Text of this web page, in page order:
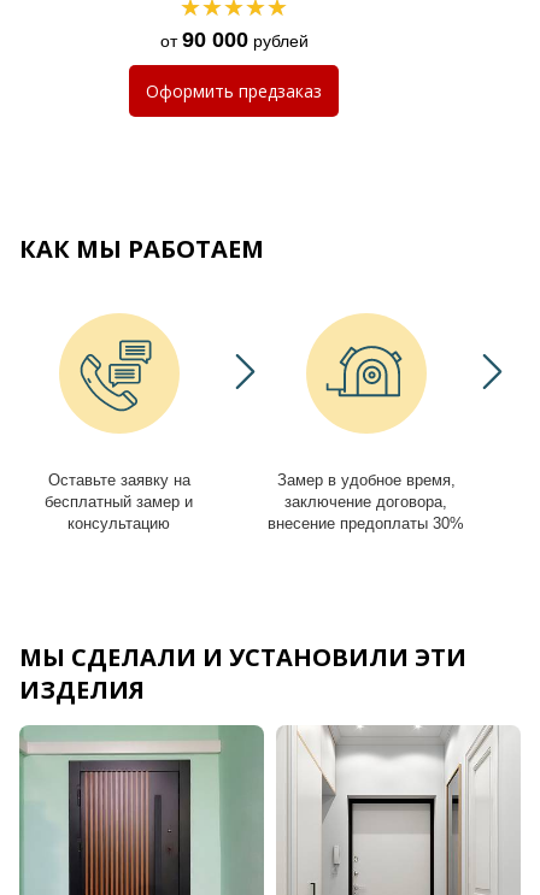
от90 000рублей
Оформить предзаказ
КАК МЫ РАБОТАЕМ
Оставьте заявку на
бесплатный замер и
консультацию
Замер в удобное время,
заключение договора,
внесение предоплаты 30%
МЫ СДЕЛАЛИ И УСТАНОВИЛИ ЭТИ
ИЗДЕЛИЯ